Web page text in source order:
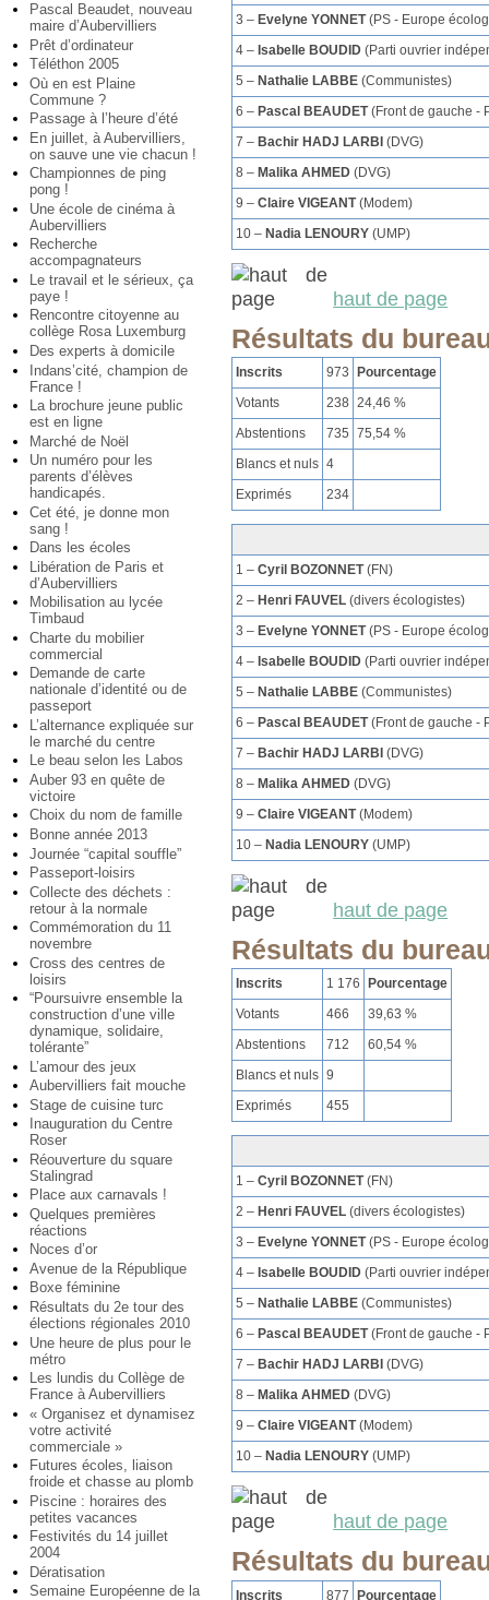
Pascal Beaudet, nouveau
maire d’Aubervilliers
Prêt d’ordinateur
Téléthon 2005
Où en est Plaine
Commune ?
Passage à l’heure d’été
En juillet, à Aubervilliers,
on sauve une vie chacun !
Championnes de ping
pong !
Une école de cinéma à
Aubervilliers
Recherche
accompagnateurs
Le travail et le sérieux, ça
paye !
Rencontre citoyenne au
collège Rosa Luxemburg
Des experts à domicile
Indans’cité, champion de
France !
La brochure jeune public
est en ligne
Marché de Noël
Un numéro pour les
parents d’élèves
handicapés.
Cet été, je donne mon
sang !
Dans les écoles
Libération de Paris et
d’Aubervilliers
Mobilisation au lycée
Timbaud
Charte du mobilier
commercial
Demande de carte
nationale d’identité ou de
passeport
L’alternance expliquée sur
le marché du centre
Le beau selon les Labos
Auber 93 en quête de
victoire
Choix du nom de famille
Bonne année 2013
Journée “capital souffle”
Passeport-loisirs
Collecte des déchets :
retour à la normale
Commémoration du 11
novembre
Cross des centres de
loisirs
“Poursuivre ensemble la
construction d’une ville
dynamique, solidaire,
tolérante”
L’amour des jeux
Aubervilliers fait mouche
Stage de cuisine turc
Inauguration du Centre
Roser
Réouverture du square
Stalingrad
Place aux carnavals !
Quelques premières
réactions
Noces d’or
Avenue de la République
Boxe féminine
Résultats du 2e tour des
élections régionales 2010
Une heure de plus pour le
métro
Les lundis du Collège de
France à Aubervilliers
« Organisez et dynamisez
votre activité
commerciale »
Futures écoles, liaison
froide et chasse au plomb
Piscine : horaires des
petites vacances
Festivités du 14 juillet
2004
Dératisation
Semaine Européenne de la
3 –Evelyne YONNET(PS - Europe
4 –Isabelle BOUDID (Parti ouvrier
5 –Nathalie LABBE (Communistes)
6 –Pascal BEAUDET(Front de gauche -
7 –Bachir HADJ LARBI (DVG)
8 –Malika AHMED (DVG)
9 –Claire VIGEANT(Modem)
10 –Nadia LENOURY (UMP)
haut de page
Résultats du
Inscrits 973
Pourcentage
Votants
238 24,46 %
Abstentions
735 75,54 %
Blancs et nuls 4
Exprimés
234
1 –Cyril BOZONNET(FN)
2 – Henri FAUVEL (divers écologistes)
3 – Evelyne YONNET(PS - Europe
4 – Isabelle BOUDID (Parti ouvrier
5 – Nathalie LABBE (Communistes)
6 – Pascal BEAUDET(Front de gauche -
7 – Bachir HADJ LARBI (DVG)
8 – Malika AHMED (DVG)
9 –Claire VIGEANT(Modem)
10 – Nadia LENOURY (UMP)
haut de page
Résultats du
Inscrits 1 176
Pourcentage
Votants
466
39,63 %
Abstentions
712
60,54 %
Blancs et nuls 9
Exprimés
455
1 –Cyril BOZONNET(FN)
2 – Henri FAUVEL (divers écologistes)
3 – Evelyne YONNET(PS - Europe
4 – Isabelle BOUDID (Parti ouvrier
5 – Nathalie LABBE (Communistes)
6 – Pascal BEAUDET(Front de gauche -
7 – Bachir HADJ LARBI (DVG)
8 – Malika AHMED (DVG)
9 –Claire VIGEANT(Modem)
10 – Nadia LENOURY (UMP)
haut de page
Résultats du
Inscrits 877 Pourcentage